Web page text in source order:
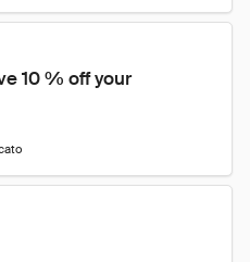
10 % off your